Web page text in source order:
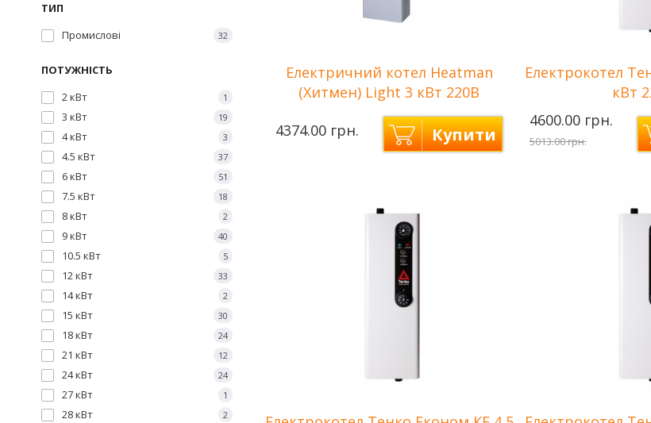
ТИП
Промислові
32
ПОТУЖНІСТЬ
2 кВт
1
3 кВт 19
4 кВт 3
4.5 кВт 37
6 кВт 51
7.5 кВт 18
8 кВт 2
9 кВт 40
10.5 кВт 5
12 кВт 33
14 кВт 2
15 кВт 30
18 кВт 24
21 кВт 12
24 кВт 24
27 кВт 1
28 кВт 2
Електричний котел Heatman
(Хитмен) Light 3 кВт 220В
4374.00 грн.
Купити
Количество ступеней нагрева
Електрокотел
кВт
4600.00 грн.
5013.00 грн.
Количество